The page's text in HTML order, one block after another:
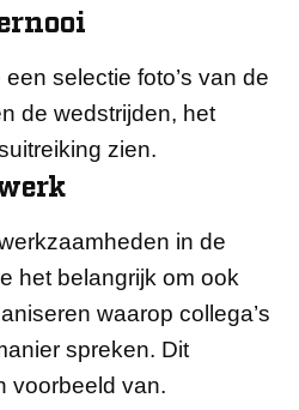
selectie foto’s van de
de wedstrijden, het
zien.
in de
het belangrijk om ook
waarop collega’s
spreken. Dit
voorbeeld van.